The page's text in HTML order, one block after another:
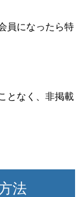
員になったら特
となく、非掲載
法